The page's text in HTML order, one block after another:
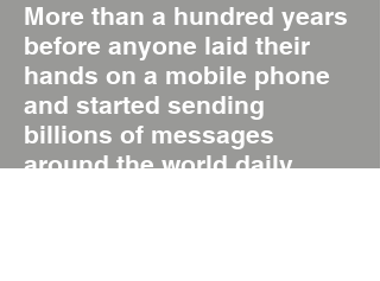
More than a hundred years
before anyone laid their
hands on a mobile phone
and started sending
billions of messages
around the world daily,